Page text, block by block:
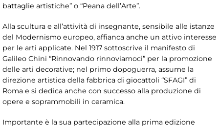
battaglie artistiche” o “Peana dell’Arte”.
Alla scultura e all’attività di insegnante, sensibile alle istanze
del Modernismo europeo, affianca anche un attivo interesse
per le arti applicate. Nel 1917 sottoscrive il manifesto di
Galileo Chini “Rinnovando rinnoviamoci” per la promozione
delle arti decorative; nel primo dopoguerra, assume la
direzione artistica della fabbrica di giocattoli “SFAGI” di
Roma e si dedica anche con successo alla produzione di
opere e soprammobili in ceramica.
Importante è la sua partecipazione alla prima edizione